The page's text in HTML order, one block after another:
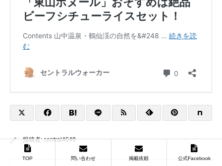
投稿者:central4649
TOP 問い合わせ 掲載依頼 公式Facebook